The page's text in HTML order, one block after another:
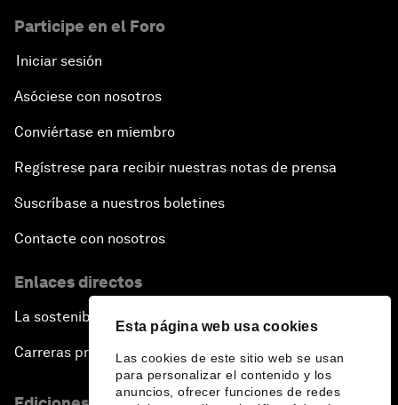
Esta página web usa cookies
Las cookies de este sitio web se usan
para personalizar el contenido y los
anuncios, ofrecer funciones de redes
Participe en el Foro
Iniciar sesión
Asóciese con nosotros
Conviértase en miembro
Regístrese para recibir nuestras notas de prensa
Suscríbase a nuestros boletines
Contacte con nosotros
Enlaces directos
La sostenibilidad en el Foro
Carreras profesionales